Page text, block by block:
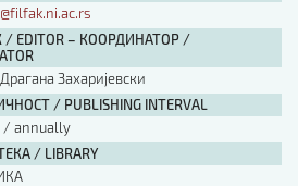
/ EDITOR – КООРДИНАТОР /
Захаријевски
/ PUBLISHING INTERVAL
/ annually
/ LIBRARY